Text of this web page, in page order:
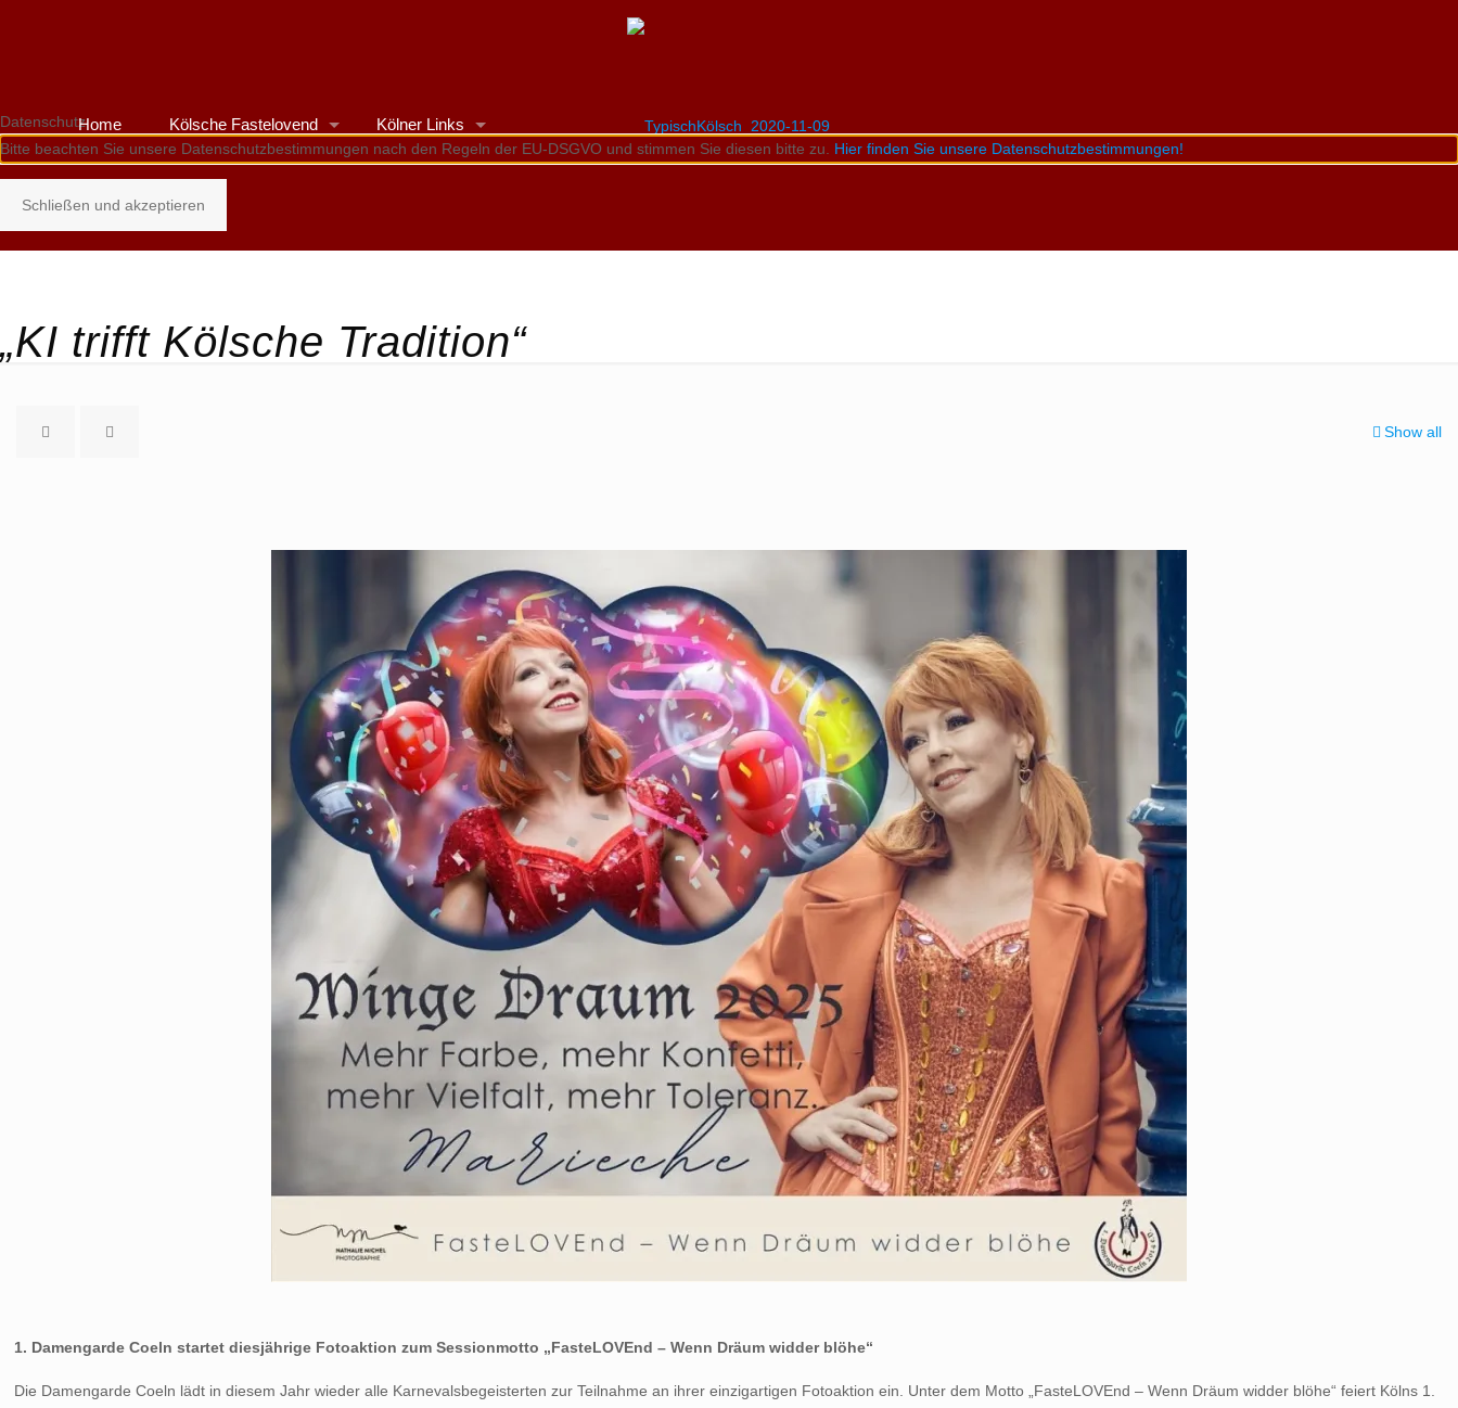
Home Kölsche Fastelovend Kölner Links
„KI trifft Kölsche Tradition“
Show all
1. Damengarde Coeln startet diesjährige Fotoaktion zum Sessionmotto „FasteLOVEnd – Wenn Dräum widder blöhe“
Die Damengarde Coeln lädt in diesem Jahr wieder alle Karnevalsbegeisterten zur Teilnahme an ihrer einzigartigen Fotoaktion ein. Unter dem Motto „FasteLOVEnd – Wenn Dräum widder blöhe“ feiert Kölns 1.
Datenschutz
Bitte beachten Sie unsere Datenschutzbestimmungen nach den Regeln der EU-DSGVO und stimmen Sie diesen bitte zu. Hier finden Sie unsere Datenschutzbestimmungen!
Schließen und akzeptieren